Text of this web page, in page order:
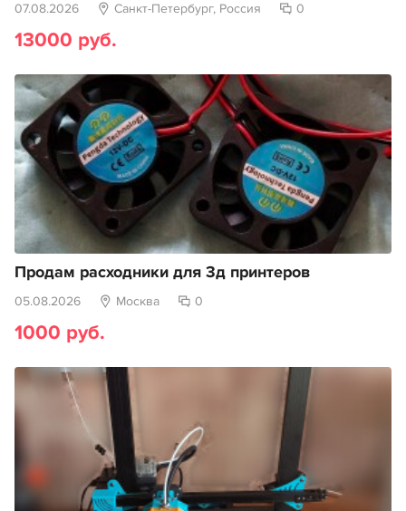
07.08.2026 Санкт-Петербург, Россия 0
13000 руб.
Продам расходники для 3д принтеров
05.08.2026 Москва 0
1000 руб.